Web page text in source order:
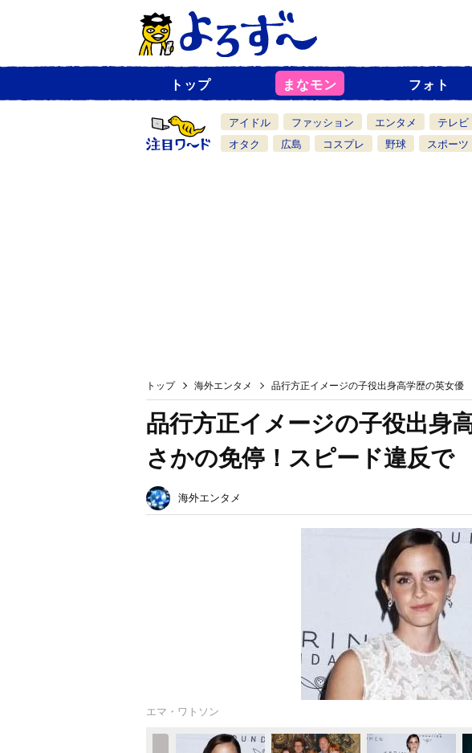
ュ
一
覧
トップ まなモン フォト
アイドル ファッション エンタメ テレビ
オタク
広島 コスプレ 野球 スポーツ
トップ 海外エンタメ 品行方正イメージの子役出身高学歴の英女
品行方正イメージの子役出身
さかの免停！スピード違反で
海外エンタメ
エマ・ワトソン